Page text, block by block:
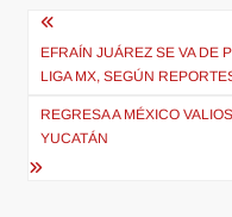
Navegación
de
entradas
EFRAÍN JUÁREZ SE VA DE
LIGA MX, SEGÚN
REGRESA A MÉXICO
YUCATÁN